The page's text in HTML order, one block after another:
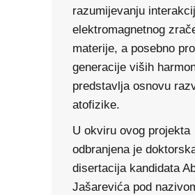
razumijevanju
elektromagnetnog
materije, a posebno
generacije viših
predstavlja osnovu
atofizike.
U okviru ovog projekta
odbranjena je
disertacija kandidata
Jašarevića pod